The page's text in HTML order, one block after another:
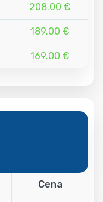
208.00 €
189.00 €
169.00 €
Cena